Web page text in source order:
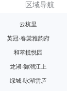
区域导航
云杭里
英冠·春棠雅韵府
和萃揽悦园
龙湖·御潮江上
绿城·咏湖雲庐